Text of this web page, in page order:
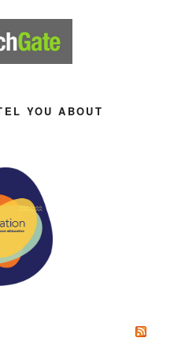
YOU ABOUT